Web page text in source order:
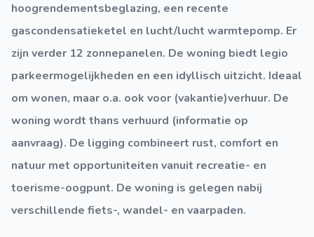
hoogrendementsbeglazing, een recente
gascondensatieketel en lucht/lucht warmtepomp. Er
zijn verder 12 zonnepanelen. De woning biedt legio
parkeermogelijkheden en een idyllisch uitzicht. Ideaal
om wonen, maar o.a. ook voor (vakantie)verhuur. De
woning wordt thans verhuurd (informatie op
aanvraag). De ligging combineert rust, comfort en
natuur met opportuniteiten vanuit recreatie- en
toerisme-oogpunt. De woning is gelegen nabij
verschillende fiets-, wandel- en vaarpaden.